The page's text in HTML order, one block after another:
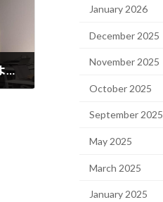
[優秀発表賞] "ガウス過程回帰モデルにより学習したトランスフォーマーによるリアルタイムな確率的電波マップの構築 ", 電子情報通信学会IN研究会, 沖縄
January 2026
December 2025
November 2025
October 2025
September 2025
May 2025
March 2025
January 2025